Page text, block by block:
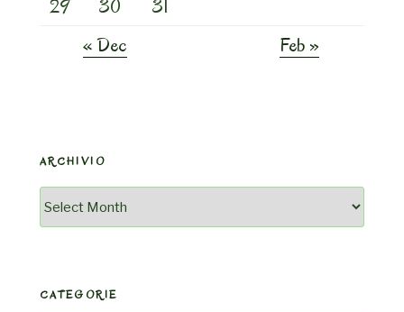
29
30
31
« Dec
Feb »
ARCHIVIO
Archivio
CATEGORIE